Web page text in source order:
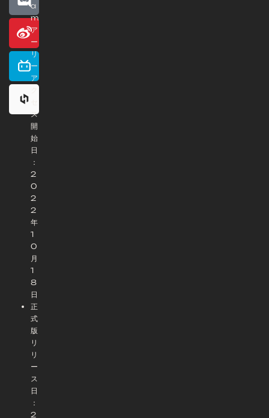
a
m
ア
ー
リ
ー
ア
ス
開
始
日
：
2
0
2
2
年
1
0
月
1
8
日
正
式
版
リ
リ
ー
ス
日
：
2